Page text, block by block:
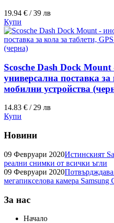
19.94 € / 39 лв
Купи
Scosche Dash Dock
универсална поставка
мобилни устройства
14.83 € / 29 лв
Купи
Новини
09 Февруари 2020Истинският
реални снимки от всички ъгли
09 Февруари 2020
мегапикселова камера Samsung
За нас
Начало